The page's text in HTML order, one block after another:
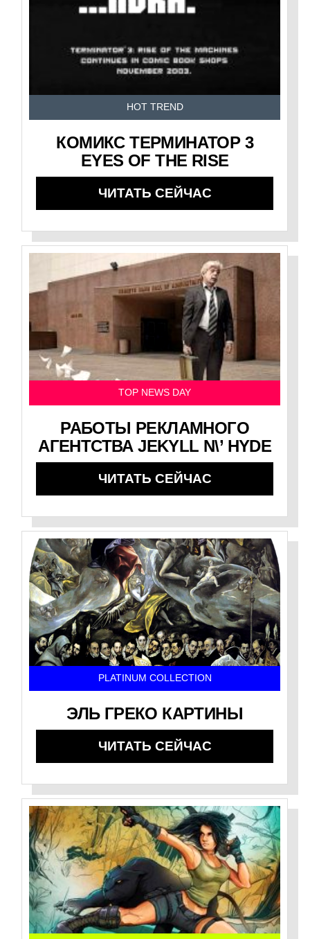
HOT TREND
КОМИКС ТЕРМИНАТОР 3
EYES OF THE RISE
ЧИТАТЬ СЕЙЧАС
TOP NEWS DAY
РАБОТЫ РЕКЛАМНОГО
АГЕНТСТВА JEKYLL N\’ HYDE
ЧИТАТЬ СЕЙЧАС
PLATINUM COLLECTION
ЭЛЬ ГРЕКО КАРТИНЫ
ЧИТАТЬ СЕЙЧАС